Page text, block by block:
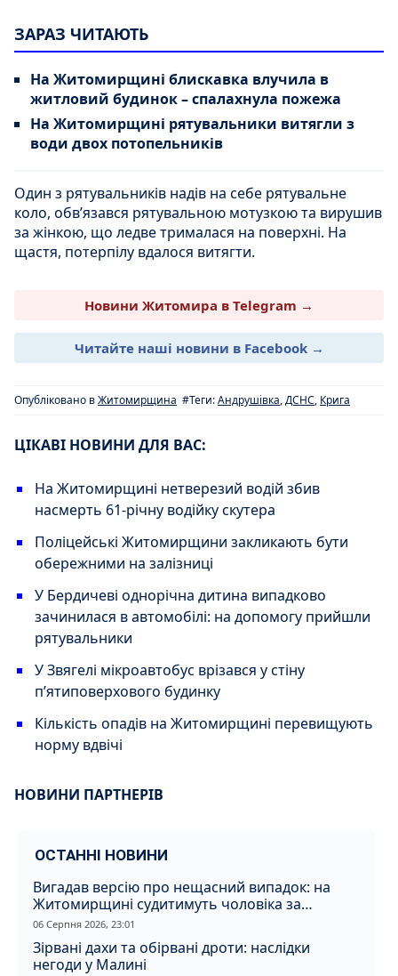
ЗАРАЗ ЧИТАЮТЬ
На Житомирщині блискавка влучила в
житловий будинок – спалахнула пожежа
На Житомирщині рятувальники витягли з
води двох потопельників
Один з рятувальників надів на себе рятувальне
коло, обв’язався рятувальною мотузкою та вирушив
за жінкою, що ледве трималася на поверхні. На
щастя, потерпілу вдалося витягти.
Новини Житомира в Telegram →
Читайте наші новини в Facebook →
Опубліковано вЖитомирщина #Теги:Андрушівка,ДСНС, Крига
ЦІКАВІ НОВИНИ ДЛЯ ВАС:
На Житомирщині нетверезий водій збив
насмерть 61-річну водійку скутера
Поліцейські Житомирщини закликають бути
обережними на залізниці
У Бердичеві однорічна дитина випадково
зачинилася в автомобілі: на допомогу прийшли
рятувальники
У Звягелі мікроавтобус врізався у стіну
п’ятиповерхового будинку
Кількість опадів на Житомирщині перевищують
норму вдвічі
НОВИНИ ПАРТНЕРІВ
ОСТАННІ НОВИНИ
Вигадав версію про нещасний випадок: на
Житомирщині судитимуть чоловіка за
вбивство співмешканки
06 Серпня 2026, 23:01
Зірвані дахи та обірвані дроти: наслідки
негоди у Малині